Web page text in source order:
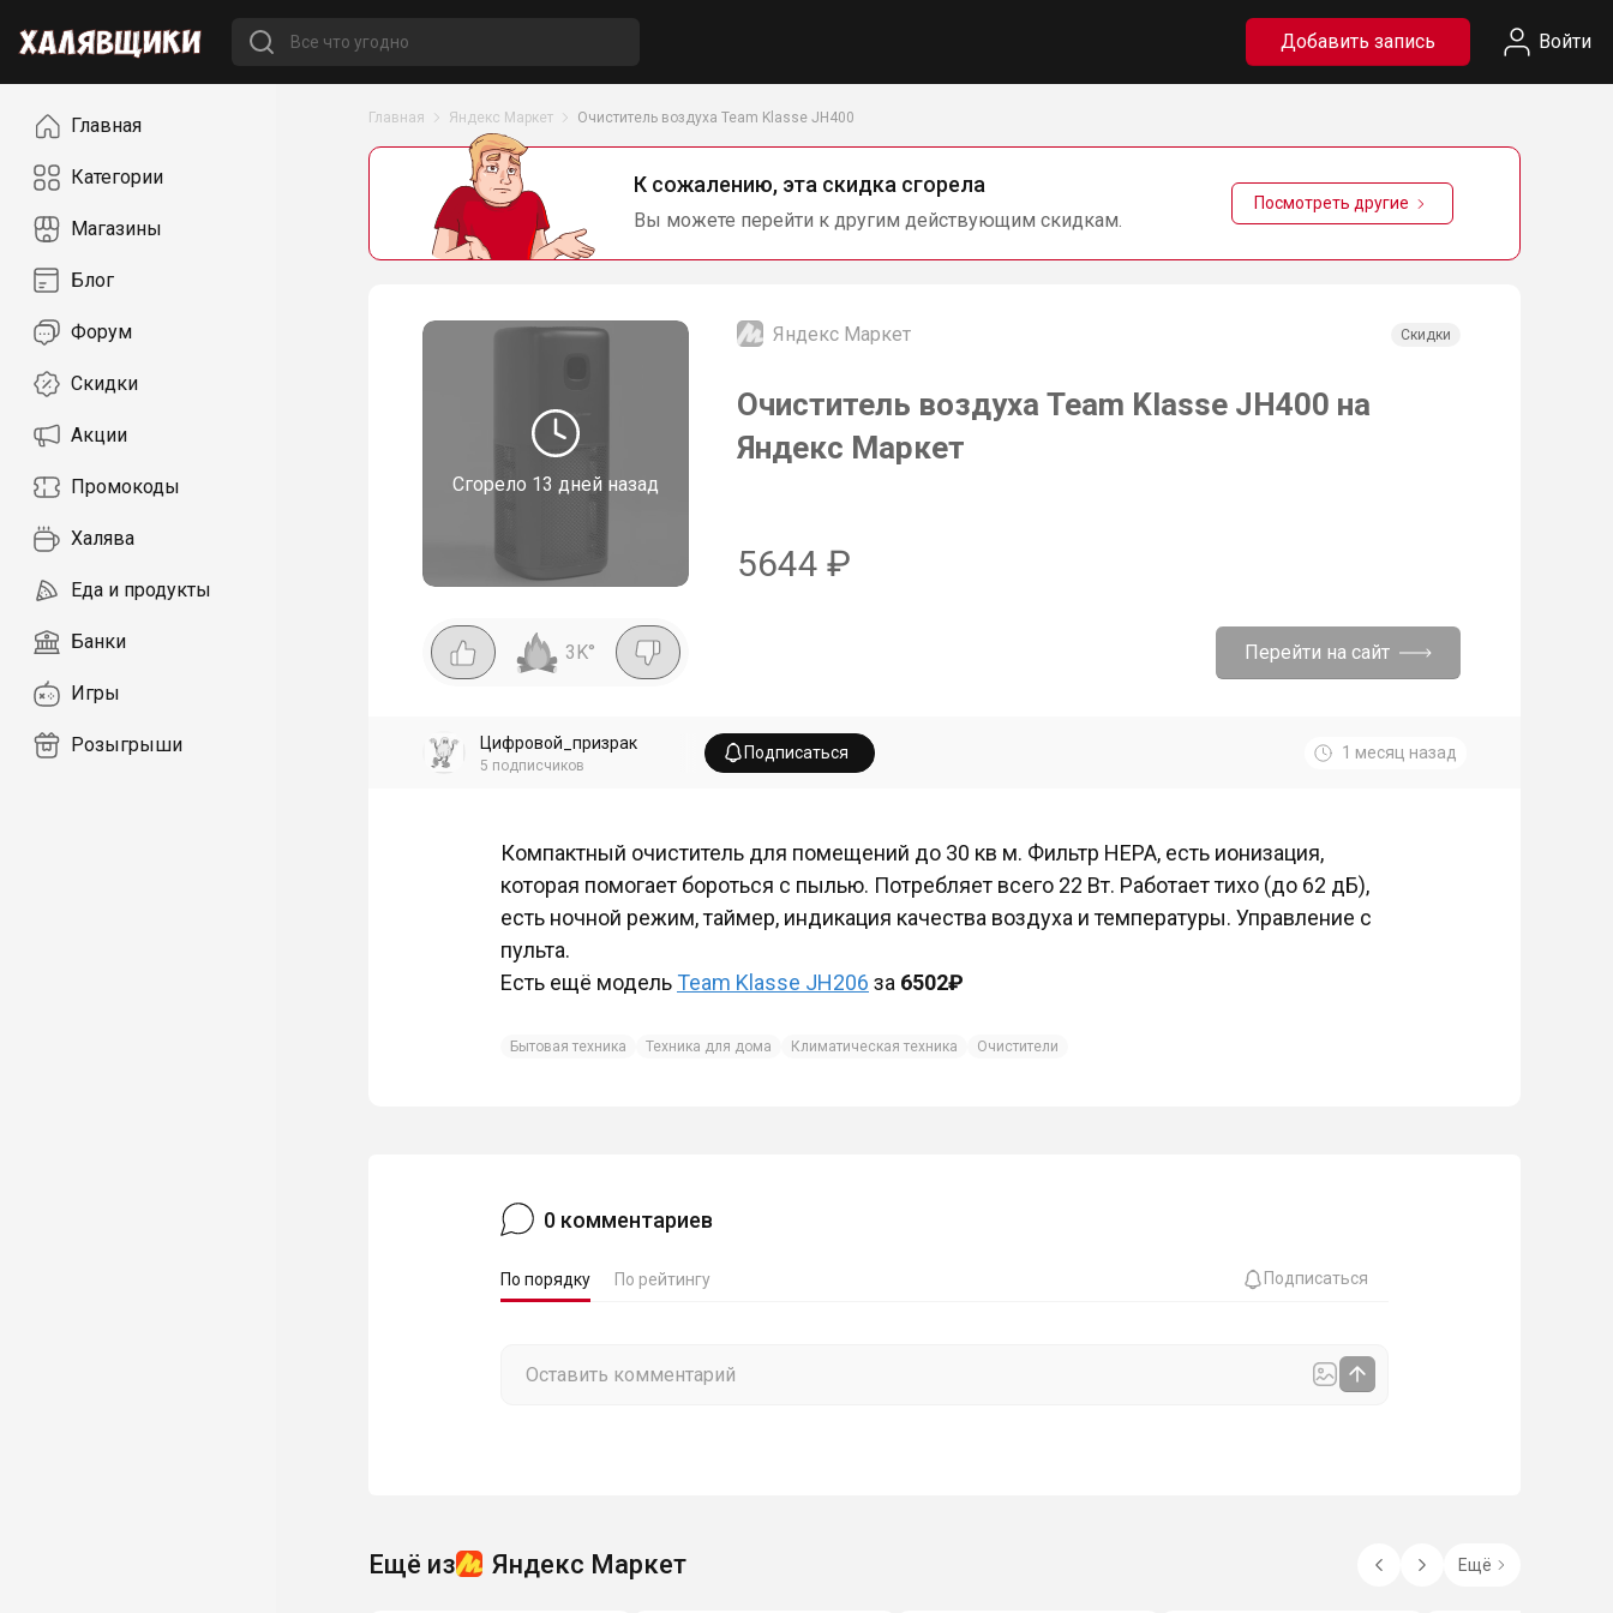
Добавить запись Войти
НавигацияГлавная
Категории
Магазины
Блог
Форум
Скидки
Акции
Промокоды
Халява
Еда и продукты
Банки
Игры
Розыгрыши
Главная Яндекс Маркет Очиститель воздуха Team Klasse JH400
К сожалению, эта скидка сгорела
Вы можете перейти к другим действующим скидкам.
Посмотреть другие
Сгорело 13 дней назад
Яндекс Маркет Скидки
Очиститель воздуха Team Klasse JH400 на
Яндекс Маркет
5644 ₽
3K° Перейти на сайт
Цифровой_призрак
5 подписчиков
Подписаться 1 месяц назад
Компактный очиститель для помещений до 30 кв м. Фильтр HEPA, есть ионизация,
которая помогает бороться с пылью. Потребляет всего 22 Вт. Работает тихо (до 62 дБ),
есть ночной режим, таймер, индикация качества воздуха и температуры. Управление с
пульта.
Есть ещё модель Team Klasse JH206 за 6502₽
Бытовая техника Техника для дома Климатическая техника Очистители
0 комментариев
По порядку По рейтингу Подписаться
Ещё из Яндекс Маркет Ещё